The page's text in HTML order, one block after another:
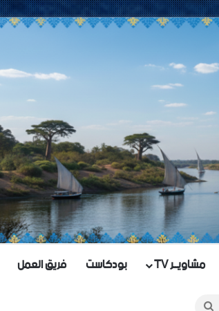
مشاويــر TV بودكاست فريق العمل
بحث